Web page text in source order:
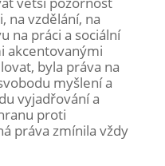
na vzdělání, na
na práci a sociální
akcentovanými
byla práva na
myšlení a
vyjadřování a
proti
práva zmínila vždy